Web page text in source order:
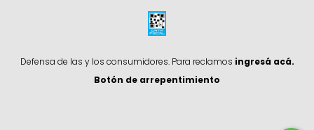
Defensa de las y los consumidores. Para reclamos ingresá acá.
Botón de arrepentimiento